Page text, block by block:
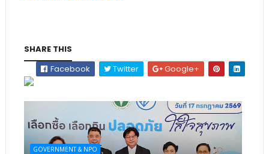
SHARE THIS
Facebook
Twitter Google+
GOVERNMENT & NPO